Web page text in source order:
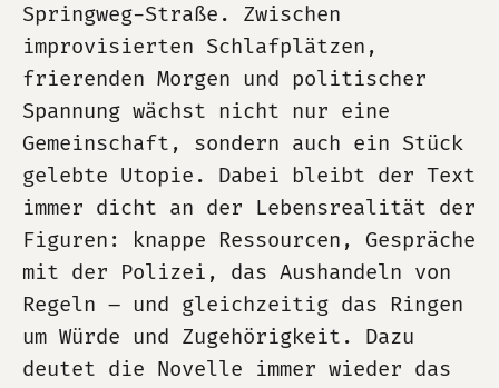
Springweg-Straße. Zwischen
improvisierten Schlafplätzen,
frierenden Morgen und politischer
Spannung wächst nicht nur eine
Gemeinschaft, sondern auch ein Stück
gelebte Utopie. Dabei bleibt der Text
immer dicht an der Lebensrealität der
Figuren: knappe Ressourcen, Gespräche
mit der Polizei, das Aushandeln von
Regeln – und gleichzeitig das Ringen
um Würde und Zugehörigkeit. Dazu
deutet die Novelle immer wieder das